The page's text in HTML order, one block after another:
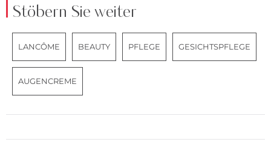
Stöbern Sie weiter
LANCÔME BEAUTY PFLEGE GESICHTSPFLEGE
AUGENCREME